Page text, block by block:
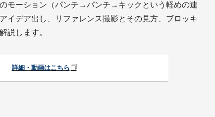
モーション（パンチ→パンチ→キックという軽めの連
イデア出し、リファレンス撮影とその見方、ブロッキ
説します。
詳細・動画はこちら